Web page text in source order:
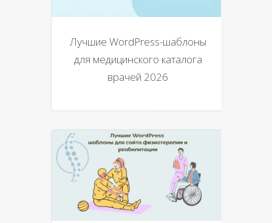
Лучшие WordPress-шаблоны
для медицинского каталога
врачей 2026